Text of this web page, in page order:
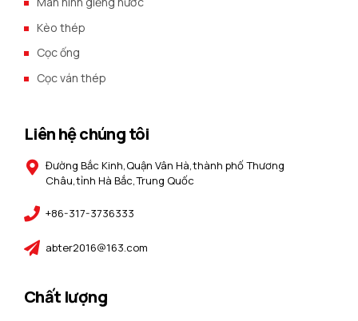
Kèo thép
Cọc ống
Cọc ván thép
Liên hệ chúng tôi
Đường Bắc Kinh,Quận Vân Hà,thành phố Thương
Châu,tỉnh Hà Bắc,Trung Quốc
+86-317-3736333
abter2016@163.com
Chất lượng